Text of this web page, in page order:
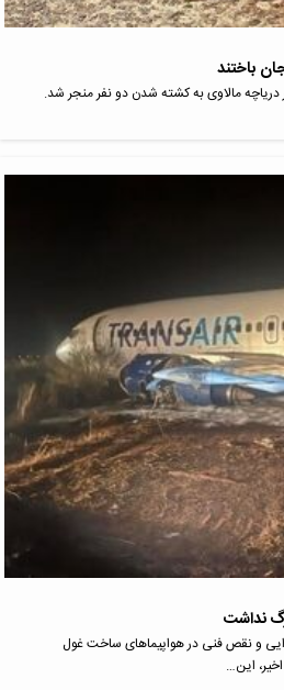
مالاوی به کشته شدن دو نفر منجر شد.
نداشت
و نقص فنی در هواپیماهای ساخت غول
این…